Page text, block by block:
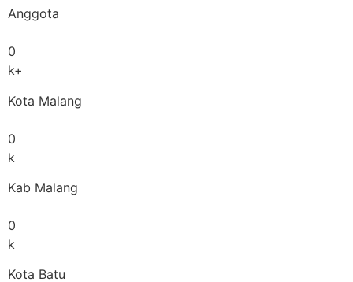
Anggota
0
k+
Kota Malang
0
k
Kab Malang
0
k
Kota Batu